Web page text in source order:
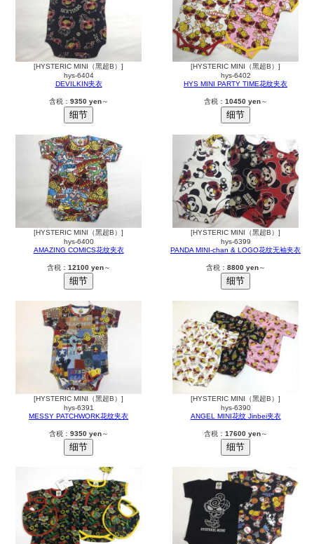
[HYSTERIC MINI（黑超B）]
hys-6404
DEVILKIN夹衣
含税： 9350 yen～
[HYSTERIC MINI（黑超B）]
hys-6402
HYS MINI PARTY TIME花纹夹衣
含税： 10450 yen～
[HYSTERIC MINI（黑超B）]
hys-6400
AMAZING COMICS花纹夹衣
含税： 12100 yen～
[HYSTERIC MINI（黑超B）]
hys-6399
PANDA MINI-chan & LOGO花纹无袖夹衣
含税： 8800 yen～
[HYSTERIC MINI（黑超B）]
hys-6391
MESSY PATCHWORK花纹夹衣
含税： 9350 yen～
[HYSTERIC MINI（黑超B）]
hys-6390
ANGEL MINI花纹 Jinbei夹衣
含税： 17600 yen～